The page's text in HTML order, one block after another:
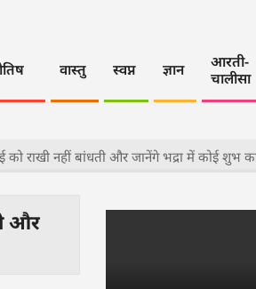
वास्तु स्वप्न ज्ञान
आरती-
चालीसा
राखी नहीं बांधती और जानेंगे भद्रा में कोई शुभ
और